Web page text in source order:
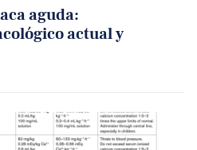
aguda:
actual y